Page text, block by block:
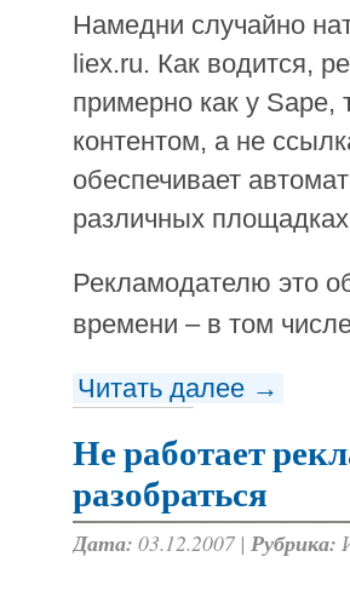
Намедни случайно
liex.ru. Как водится,
примерно как у Sape,
контентом, а не
обеспечивает
различных
Рекламодателю это
времени – в том
Читать далее →
Не работает
разобраться
Дата: 03.12.2007 | Рубрика: